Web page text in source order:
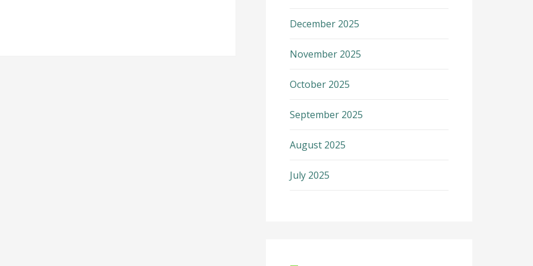
December 2025
November 2025
October 2025
September 2025
August 2025
July 2025